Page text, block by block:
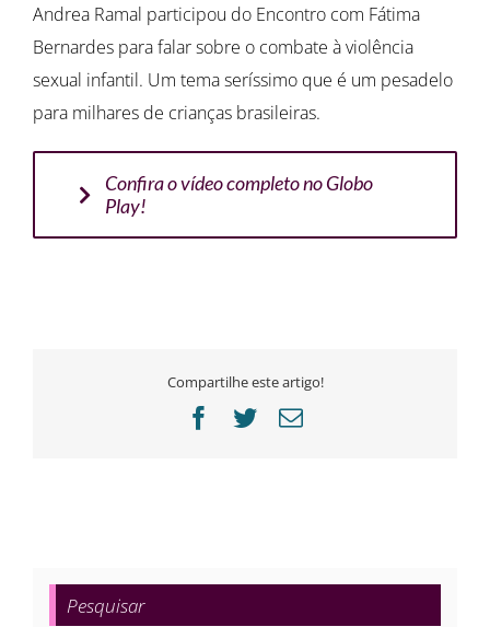
Andrea Ramal participou do Encontro com Fátima
Bernardes para falar sobre o combate à violência
sexual infantil. Um tema seríssimo que é um pesadelo
para milhares de crianças brasileiras.
Confira o vídeo completo no Globo
Play!
Compartilhe este artigo!
Facebook
Twitter
E-
Pesquisar